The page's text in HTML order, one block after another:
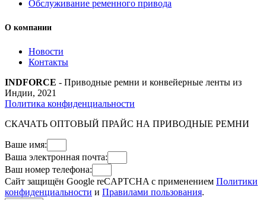
Обслуживание ременного привода
О компании
Новости
Контакты
INDFORCE - Приводные ремни и конвейерные ленты из
Индии, 2021
Политика конфиденциальности
СКАЧАТЬ ОПТОВЫЙ ПРАЙС НА ПРИВОДНЫЕ РЕМНИ
Ваше имя:
Ваша электронная почта:
Ваш номер телефона:
Сайт защищён Google reCAPTCHA с применением Политики
конфиденциальности и Правилами пользования.